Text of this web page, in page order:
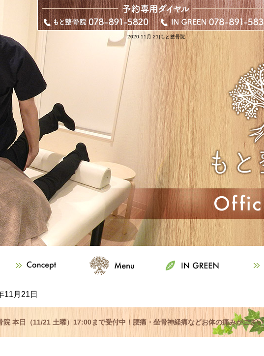
2020 11月 21|もと整骨院
11月21日
院 本日（11/21 土曜）17:00まで受付中！腰痛・坐骨神経痛などお体の痛みがござい
！